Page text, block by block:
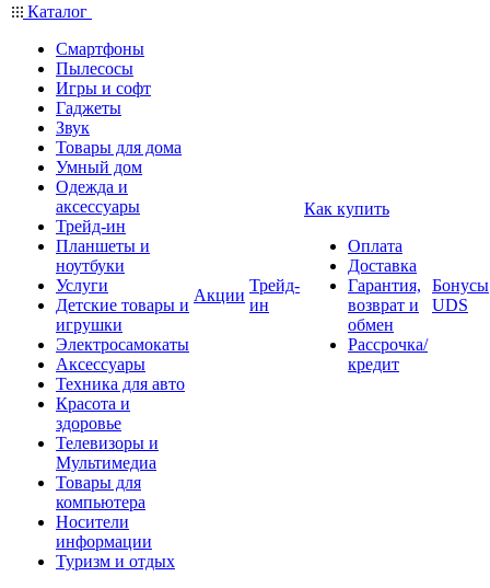
Каталог
Смартфоны
Пылесосы
Игры и софт
Гаджеты
Звук
Товары для дома
Умный дом
Одежда и
аксессуары
Трейд-ин
Планшеты и
ноутбуки
Услуги
Детские товары и
игрушки
Электросамокаты
Аксессуары
Техника для авто
Красота и
здоровье
Телевизоры и
Мультимедиа
Товары для
компьютера
Носители
информации
Туризм и отдых
Акции
Трейд-
ин
Как купить
Оплата
Доставка
Гарантия,
возврат и
обмен
Рассрочка/
кредит
Бонусы
UDS